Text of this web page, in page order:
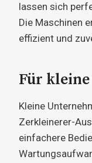
lassen sich
Die Maschinen
effizient und
Für
Kleine
Zerkleinerer-
einfachere